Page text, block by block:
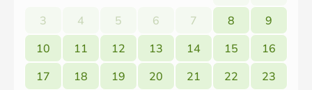
3
4 5 6 7 8
9
10
11 12 13 14 15
16
17
18 19 20 21 22
23